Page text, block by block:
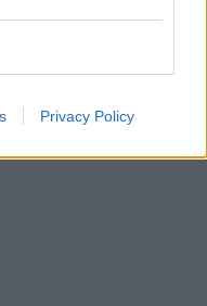
Privacy Policy